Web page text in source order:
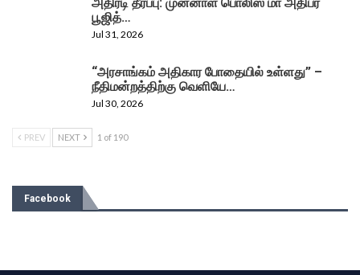
பூஜித்…
Jul 31, 2026
“அரசாங்கம் அதிகார போதையில் உள்ளது” –
நீதிமன்றத்திற்கு வெளியே…
Jul 30, 2026
PREV NEXT 1 of 190
Facebook